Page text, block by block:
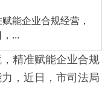
能企业合规经营，
...
精准赋能企业合规
，近日，市司法局